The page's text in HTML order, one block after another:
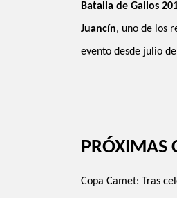
Batalla de Gallos
Juancín, uno de los
evento desde julio
PRÓXIMAS
Copa Camet: Tras